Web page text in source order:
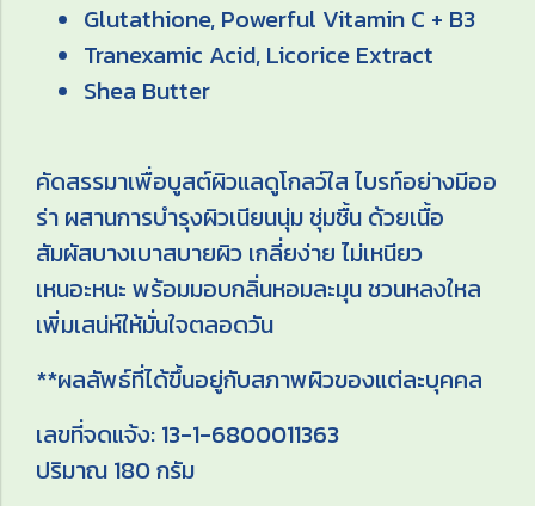
Glutathione, Powerful Vitamin C + B3
Tranexamic Acid, Licorice Extract
Shea Butter
คัดสรรมาเพื่อบูสต์ผิวแลดูโกลว์ใส ไบรท์อย่างมีออ
ร่า ผสานการบำรุงผิวเนียนนุ่ม ชุ่มชื้น ด้วยเนื้อ
สัมผัสบางเบาสบายผิว เกลี่ยง่าย ไม่เหนียว
เหนอะหนะ พร้อมมอบกลิ่นหอมละมุน ชวนหลงใหล
เพิ่มเสน่ห์ให้มั่นใจตลอดวัน
**ผลลัพธ์ที่ได้ขึ้นอยู่กับสภาพผิวของแต่ละบุคคล
เลขที่จดแจ้ง: 13-1-6800011363
ปริมาณ 180 กรัม